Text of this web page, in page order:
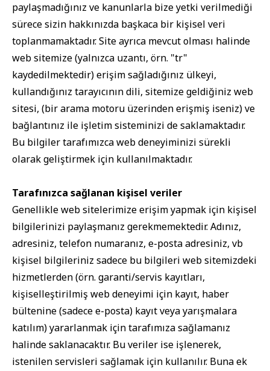
paylaşmadığınız ve kanunlarla bize yetki verilmediği
sürece sizin hakkınızda başkaca bir kişisel veri
toplanmamaktadır. Site ayrıca mevcut olması halinde
web sitemize (yalnızca uzantı, örn. "tr"
kaydedilmektedir) erişim sağladığınız ülkeyi,
kullandığınız tarayıcının dili, sitemize geldiğiniz web
sitesi, (bir arama motoru üzerinden erişmiş iseniz) ve
bağlantınız ile işletim sisteminizi de saklamaktadır.
Bu bilgiler tarafımızca web deneyiminizi sürekli
olarak geliştirmek için kullanılmaktadır.
Tarafınızca sağlanan kişisel veriler
Genellikle web sitelerimize erişim yapmak için kişisel
bilgilerinizi paylaşmanız gerekmemektedir. Adınız,
adresiniz, telefon numaranız, e-posta adresiniz, vb
kişisel bilgileriniz sadece bu bilgileri web sitemizdeki
hizmetlerden (örn. garanti/servis kayıtları,
kişiselleştirilmiş web deneyimi için kayıt, haber
bültenine (sadece e-posta) kayıt veya yarışmalara
katılım) yararlanmak için tarafımıza sağlamanız
halinde saklanacaktır. Bu veriler ise işlenerek,
istenilen servisleri sağlamak için kullanılır. Buna ek